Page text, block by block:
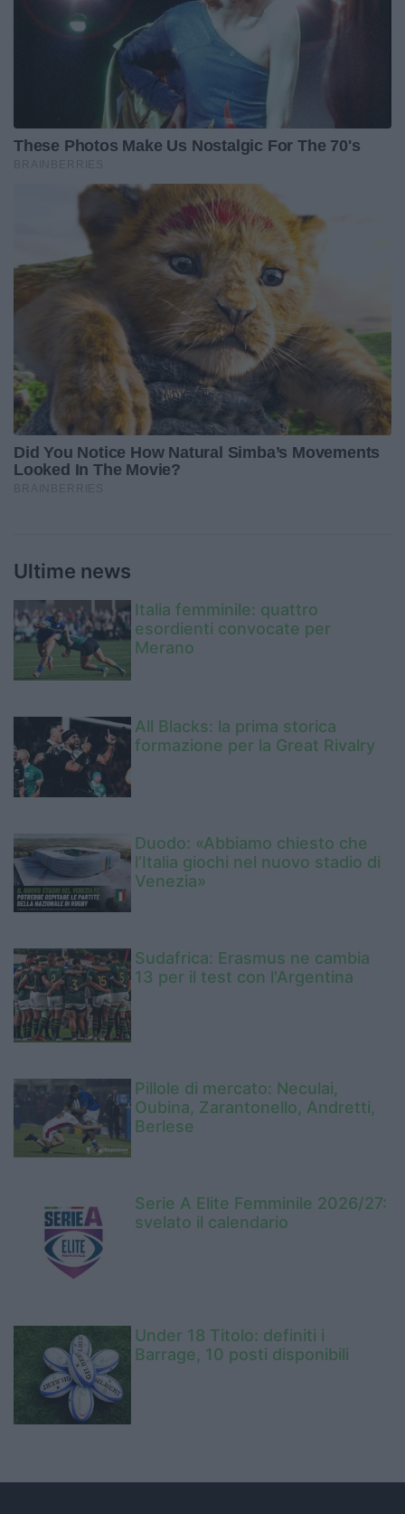
Ultime news
Italia femminile: quattro
esordienti convocate per
Merano
All Blacks: la prima storica
formazione per la Great Rivalry
Duodo: «Abbiamo chiesto che
l’Italia giochi nel nuovo stadio di
Venezia»
Sudafrica: Erasmus ne cambia
13 per il test con l'Argentina
Pillole di mercato: Neculai,
Oubina, Zarantonello, Andretti,
Berlese
Serie A Elite Femminile 2026/27:
svelato il calendario
Under 18 Titolo: definiti i
Barrage, 10 posti disponibili